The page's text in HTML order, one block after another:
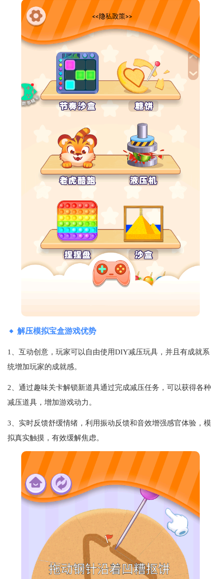
解压模拟宝盒游戏优势
1、互动创意，玩家可以自由使用DIY减压玩具，并且有成就系
统增加玩家的成就感。
2、通过趣味关卡解锁新道具通过完成减压任务，可以获得各种
减压道具，增加游戏动力。
3、实时反馈舒缓情绪，利用振动反馈和音效增强感官体验，模
拟真实触摸，有效缓解焦虑。